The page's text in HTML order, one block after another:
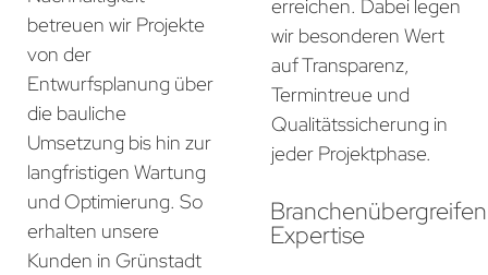
betreuen wir Projekte
von der
Entwurfsplanung über
die bauliche
Umsetzung bis hin zur
langfristigen Wartung
und Optimierung. So
erhalten unsere
Kunden in Grünstadt
erreichen. Dabei legen
wir besonderen Wert
auf Transparenz,
Termintreue und
Qualitätssicherung in
jeder Projektphase.
Expertise